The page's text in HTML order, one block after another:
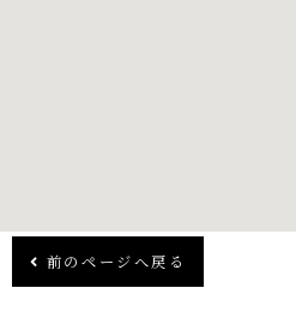
前のページへ戻る